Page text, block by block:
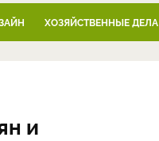
ХОЗЯЙСТВЕННЫЕ ДЕЛА
и